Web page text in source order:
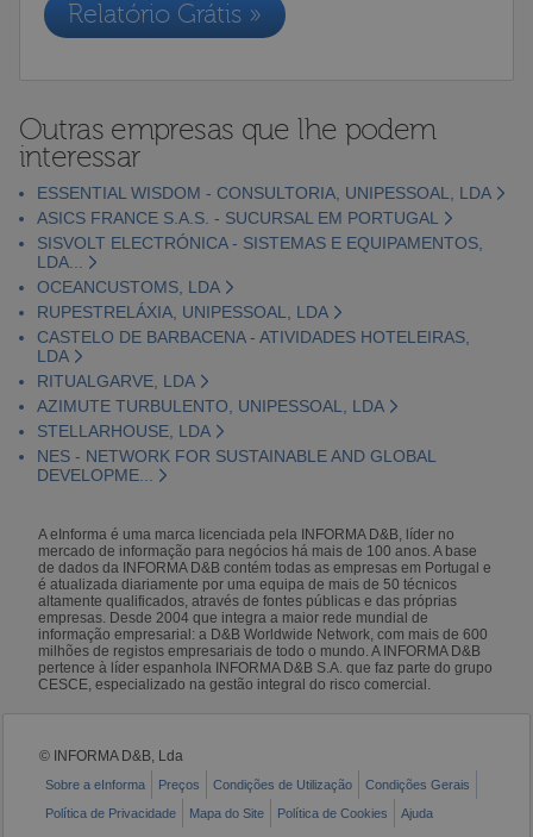
Relatório Grátis »
Outras empresas que lhe podem
interessar
ESSENTIAL WISDOM - CONSULTORIA, UNIPESSOAL, LDA
ASICS FRANCE S.A.S. - SUCURSAL EM PORTUGAL
SISVOLT ELECTRÓNICA - SISTEMAS E EQUIPAMENTOS,
LDA...
OCEANCUSTOMS, LDA
RUPESTRELÁXIA, UNIPESSOAL, LDA
CASTELO DE BARBACENA - ATIVIDADES HOTELEIRAS,
LDA
RITUALGARVE, LDA
AZIMUTE TURBULENTO, UNIPESSOAL, LDA
STELLARHOUSE, LDA
NES - NETWORK FOR SUSTAINABLE AND GLOBAL
DEVELOPME...
A eInforma é uma marca licenciada pela INFORMA D&B, líder no
mercado de informação para negócios há mais de 100 anos. A base
de dados da INFORMA D&B contém todas as empresas em Portugal e
é atualizada diariamente por uma equipa de mais de 50 técnicos
altamente qualificados, através de fontes públicas e das próprias
empresas. Desde 2004 que integra a maior rede mundial de
informação empresarial: a D&B Worldwide Network, com mais de 600
milhões de registos empresariais de todo o mundo. A INFORMA D&B
pertence à líder espanhola INFORMA D&B S.A. que faz parte do grupo
CESCE, especializado na gestão integral do risco comercial.
© INFORMA D&B, Lda
Sobre a eInforma Preços Condições de Utilização
Condições Gerais
Política de Privacidade
Mapa do Site Política de Cookies Ajuda